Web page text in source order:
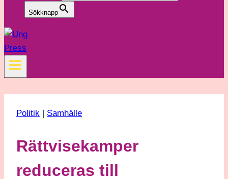
Sökknapp
Politik Samhälle
Rättvisekamper
reduceras till